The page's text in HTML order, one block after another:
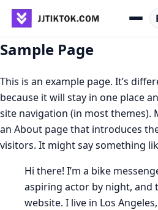
Aller au contenu
Menu
Sample Page
This is an example page. It’s
because it will stay in one place
site navigation (in most themes).
an About page that introduces
visitors. It might say something
Hi there! I’m a bike
aspiring actor by night, and
website. I live in Los